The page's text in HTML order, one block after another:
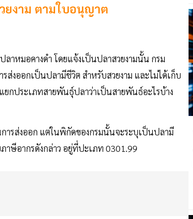
ยงาม ตามใบอนุญาต
าหมอคางดำ โดยแจ้งเป็นปลาสวยงามนั้น กรม
ส่งออกเป็นปลามีชีวิต สำหรับสวยงาม และไม่ได้เก็บ
กประเภทสายพันธุ์ปลาว่าเป็นสายพันธ์อะไรบ้าง
รส่งออก แต่ในพิกัดของกรมนั้นจะระบุเป็นปลามี
าษีอากรดังกล่าว อยู่ที่ปะเภท 0301.99